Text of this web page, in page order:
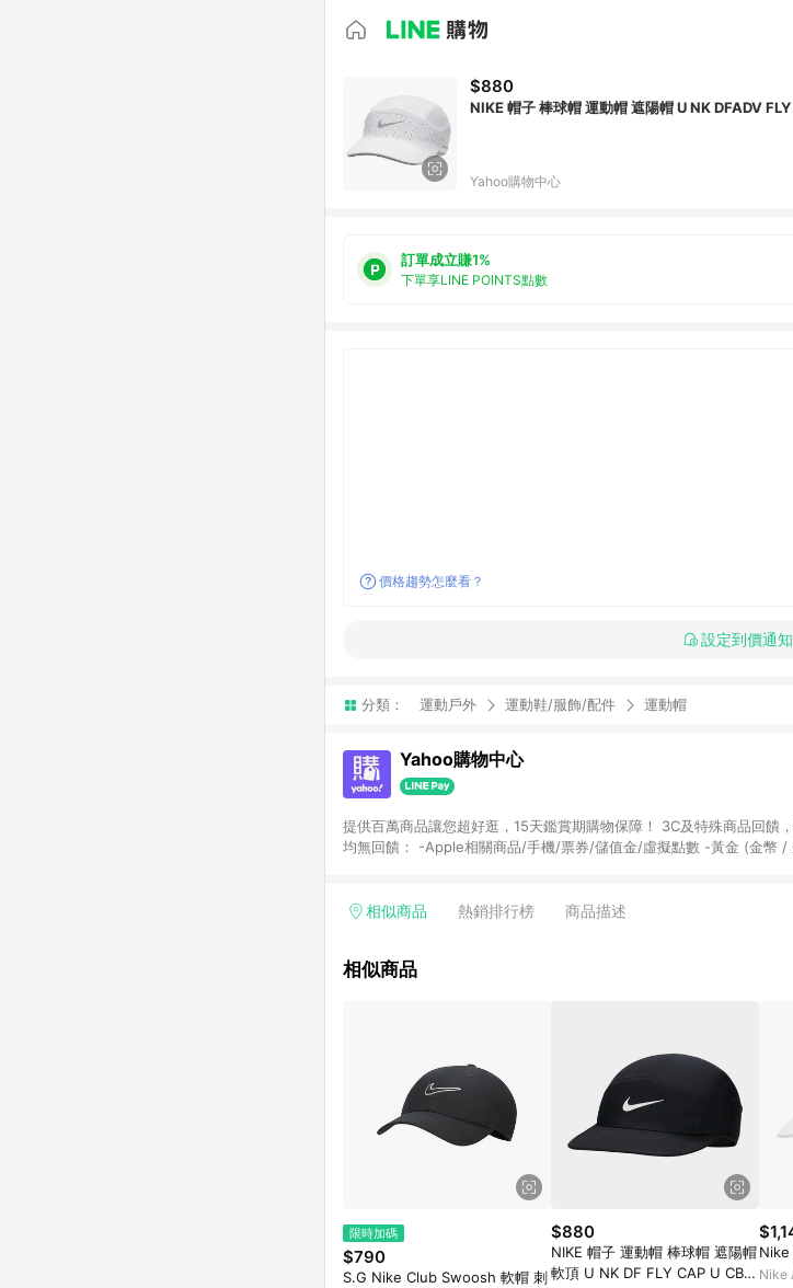
$880
NIKE 帽子 棒球帽 運動帽 遮陽帽 U NK DFADV
Yahoo購物中心
訂單成立賺1%
下單享LINE POINTS點數
價格趨勢怎麼看？
設定到價通知
分類： 運動戶外 運動鞋/服飾/配件 運動帽
Yahoo購物中心
提供百萬商品讓您超好逛，15天鑑賞期購物保障！ 3C及特殊商品回饋，請以訂單成立通
均無回饋： -Apple相關商品/手機/票券/儲值金/虛擬點數 -黃金 (金幣
Yahoo超贈點回饋者 - 購物中心商店之商品：商品賣場中有標示「商店
相似商品 熱銷排行榜 商品描述
相似商品
限時加碼
$790
S.G Nike Club Swoosh 軟帽 刺
$880
NIKE 帽子 運動帽 棒球帽 遮陽帽
軟頂 U NK DF FLY CAP U CB P Nike